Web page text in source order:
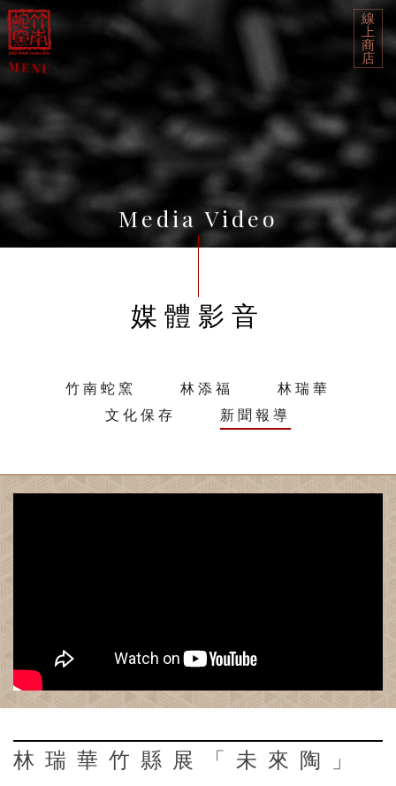
線
上
商
店
Media Video
媒體影音
竹南蛇窯 林添福
林瑞華
文化保存
新聞報導
林瑞華竹縣展「未來陶」